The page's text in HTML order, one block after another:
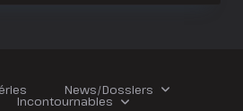
News/Dossiers
Incontournables